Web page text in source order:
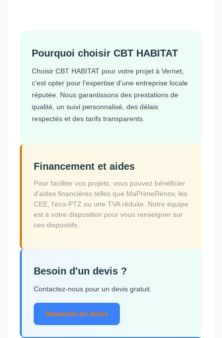
Pourquoi choisir CBT HABITAT
Choisir CBT HABITAT pour votre projet à Vernet,
c'est opter pour l'expertise d'une entreprise locale
réputée. Nous garantissons des prestations de
qualité, un suivi personnalisé, des délais
respectés et des tarifs transparents.
Financement et aides
Pour faciliter vos projets, vous pouvez bénéficier
d'aides financières telles que MaPrimeRénov, les
CEE, l'éco-PTZ ou une TVA réduite. Notre équipe
est à votre disposition pour vous renseigner sur
ces dispositifs.
Besoin d'un devis ?
Contactez-nous pour un devis gratuit.
Demande de devis